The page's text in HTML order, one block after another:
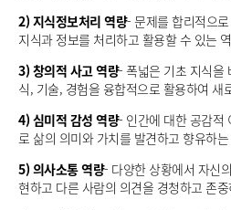
2) 지식정보처리 역량- 문제를 합리적으
지식과 정보를 처리하고 활용할 수 있는
3) 창의적 사고 역량- 폭넓은 기초 지식을
식, 기술, 경험을 융합적으로 활용하여 새
4) 심미적 감성 역량- 인간에 대한 공감적
로 삶의 의미와 가치를 발견하고 향유하
5) 의사소통 역량- 다양한 상황에서 자신
현하고 다른 사람의 의견을 경청하고 존